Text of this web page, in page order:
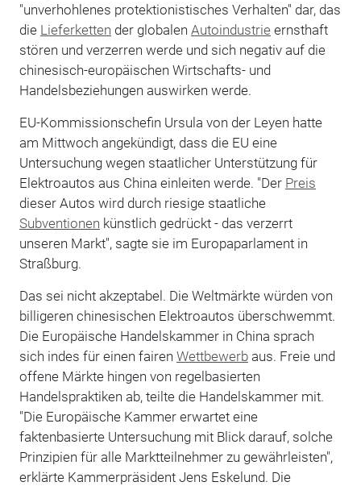
"unverhohlenes protektionistisches Verhalten" dar, das
die Lieferketten der globalen Autoindustrie ernsthaft
stören und verzerren werde und sich negativ auf die
chinesisch-europäischen Wirtschafts- und
Handelsbeziehungen auswirken werde.
EU-Kommissionschefin Ursula von der Leyen hatte
am Mittwoch angekündigt, dass die EU eine
Untersuchung wegen staatlicher Unterstützung für
Elektroautos aus China einleiten werde. "Der Preis
dieser Autos wird durch riesige staatliche
Subventionen künstlich gedrückt - das verzerrt
unseren Markt", sagte sie im Europaparlament in
Straßburg.
Das sei nicht akzeptabel. Die Weltmärkte würden von
billigeren chinesischen Elektroautos überschwemmt.
Die Europäische Handelskammer in China sprach
sich indes für einen fairen Wettbewerbaus. Freie und
offene Märkte hingen von regelbasierten
Handelspraktiken ab, teilte die Handelskammer mit.
"Die Europäische Kammer erwartet eine
faktenbasierte Untersuchung mit Blick darauf, solche
Prinzipien für alle Marktteilnehmer zu gewährleisten",
erklärte Kammerpräsident Jens Eskelund. Die